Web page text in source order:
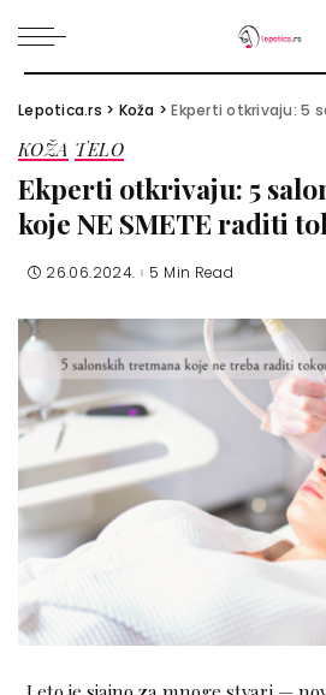
Lepotica.rs > Koža >Ekperti otkrivaju: 5 salonskih
KOŽA TELO
Ekperti otkrivaju: 5
koje NE SMETE raditi
26.06.2024. 5 Min Read